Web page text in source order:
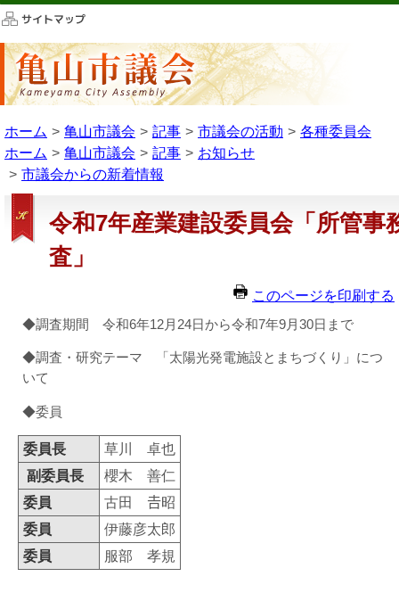
ホーム 亀山市議会 記事 市議会の活動
各種委員会
ホーム
亀山市議会 記事
お知らせ
市議会からの新着情報
令和7年産業建設委員会「所管事
査」
このページを印刷する
◆調査期間 令和6年12月24日から令和7年9月30日まで
◆調査・研究テーマ 「太陽光発電施設とまちづくり」につ
いて
◆委員
委員長
草川 卓也
副委員長
櫻木 善仁
委員
古田 𠮷昭
委員
伊藤彦太郎
委員
服部 孝規